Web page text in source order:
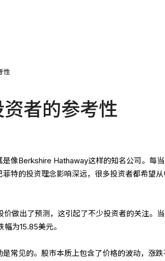
性
者的参考性
像Berkshire Hathaway这样的知名公司。每当
特的投资理念影响深远，很多投资者都希望从
做出了预测，这引起了不少投资者的关注。
为15.85美元。
常见的。股市本质上包含了价格的波动，涨跌